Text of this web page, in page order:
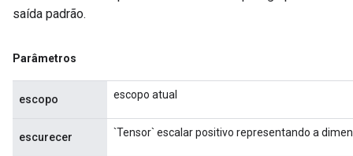
saída padrão.
Parâmetros
escopo escopo atual
escurecer `Tensor` escalar positivo representando a